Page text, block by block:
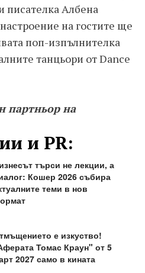
писателка Албена
на гостите ще
поп-изпълнителка
танцьори от Dance
партньор на
и PR:
търси не лекции, а
Кошер 2026 събира
теми в нов
е изкуство!
Томас Краун" от 5
2027 само в кината